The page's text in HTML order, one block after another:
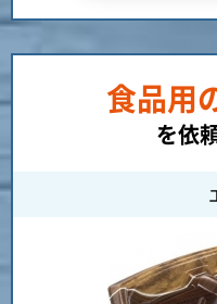
食品用
を依